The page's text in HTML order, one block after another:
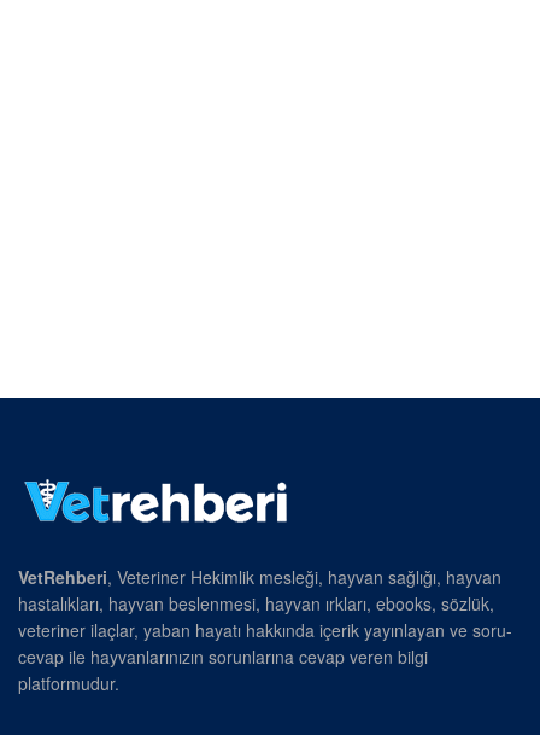
VetRehberi, Veteriner Hekimlik mesleği, hayvan sağlığı, hayvan
hastalıkları, hayvan beslenmesi, hayvan ırkları, ebooks, sözlük,
veteriner ilaçlar, yaban hayatı hakkında içerik yayınlayan ve soru-
cevap ile hayvanlarınızın sorunlarına cevap veren bilgi
platformudur.